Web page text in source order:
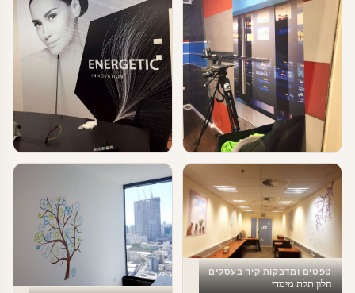
טפטים ומדבקות קיר בעסקים
עיצוב משרד
טפטים ומדבקות קיר בעסקים
מדבקות טפט לעסקים
טפטים ומדבקות קיר בעסקים
חלון תלת מימדי